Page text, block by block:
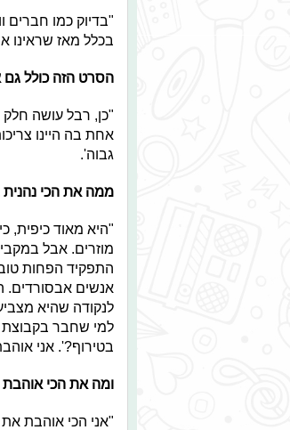
"בדיוק כמו חברים
בכלל מאז שראינו
הסרט הזה כולל גם
"כן, רבל עושה חלק
אחת בה היינו
גבוה'.
ממה את הכי
"היא מאוד כיפית,
מוזרים. אבל
התפקיד הפחות
אנשים אבסורדים.
לנקודה שהיא
למי שחבר בקבוצת
בטירוף?'. אני
ומה את הכי אוהבת
"אני הכי אוהבת